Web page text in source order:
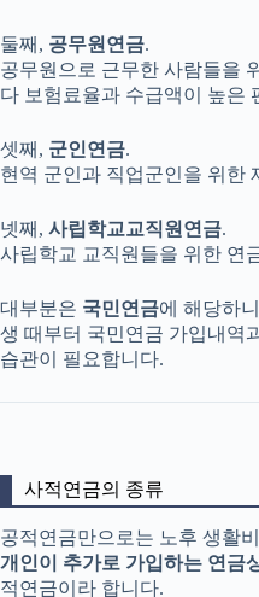
둘째, 공무원연금.
공무원으로 근무한 사람들을
다 보험료율과 수급액이 높은
셋째, 군인연금.
현역 군인과 직업군인을 위한
넷째, 사립학교교직원연금.
사립학교 교직원들을 위한 연
대부분은 국민연금에 해당하
생 때부터 국민연금 가입내역
습관이 필요합니다.
사적연금의 종류
공적연금만으로는 노후 생활
개인이 추가로 가입하는 연금
적연금이라 합니다.